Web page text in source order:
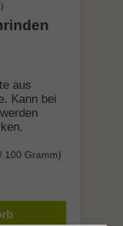
aus
Kann bei
100 Gramm)